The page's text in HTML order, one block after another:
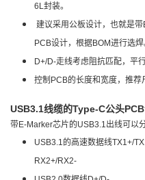
6L封装。
建议采用公板设计，也就是
PCB设计，根据BOM进行选焊
D+/D-走线考虑阻抗匹配，平
控制PCB的长度和宽度，推荐
USB3.1线缆的Type-C公头
带E-Marker芯片的USB3.1出线可以
USB3.1的高速数据线TX1+/
RX2+/RX2-